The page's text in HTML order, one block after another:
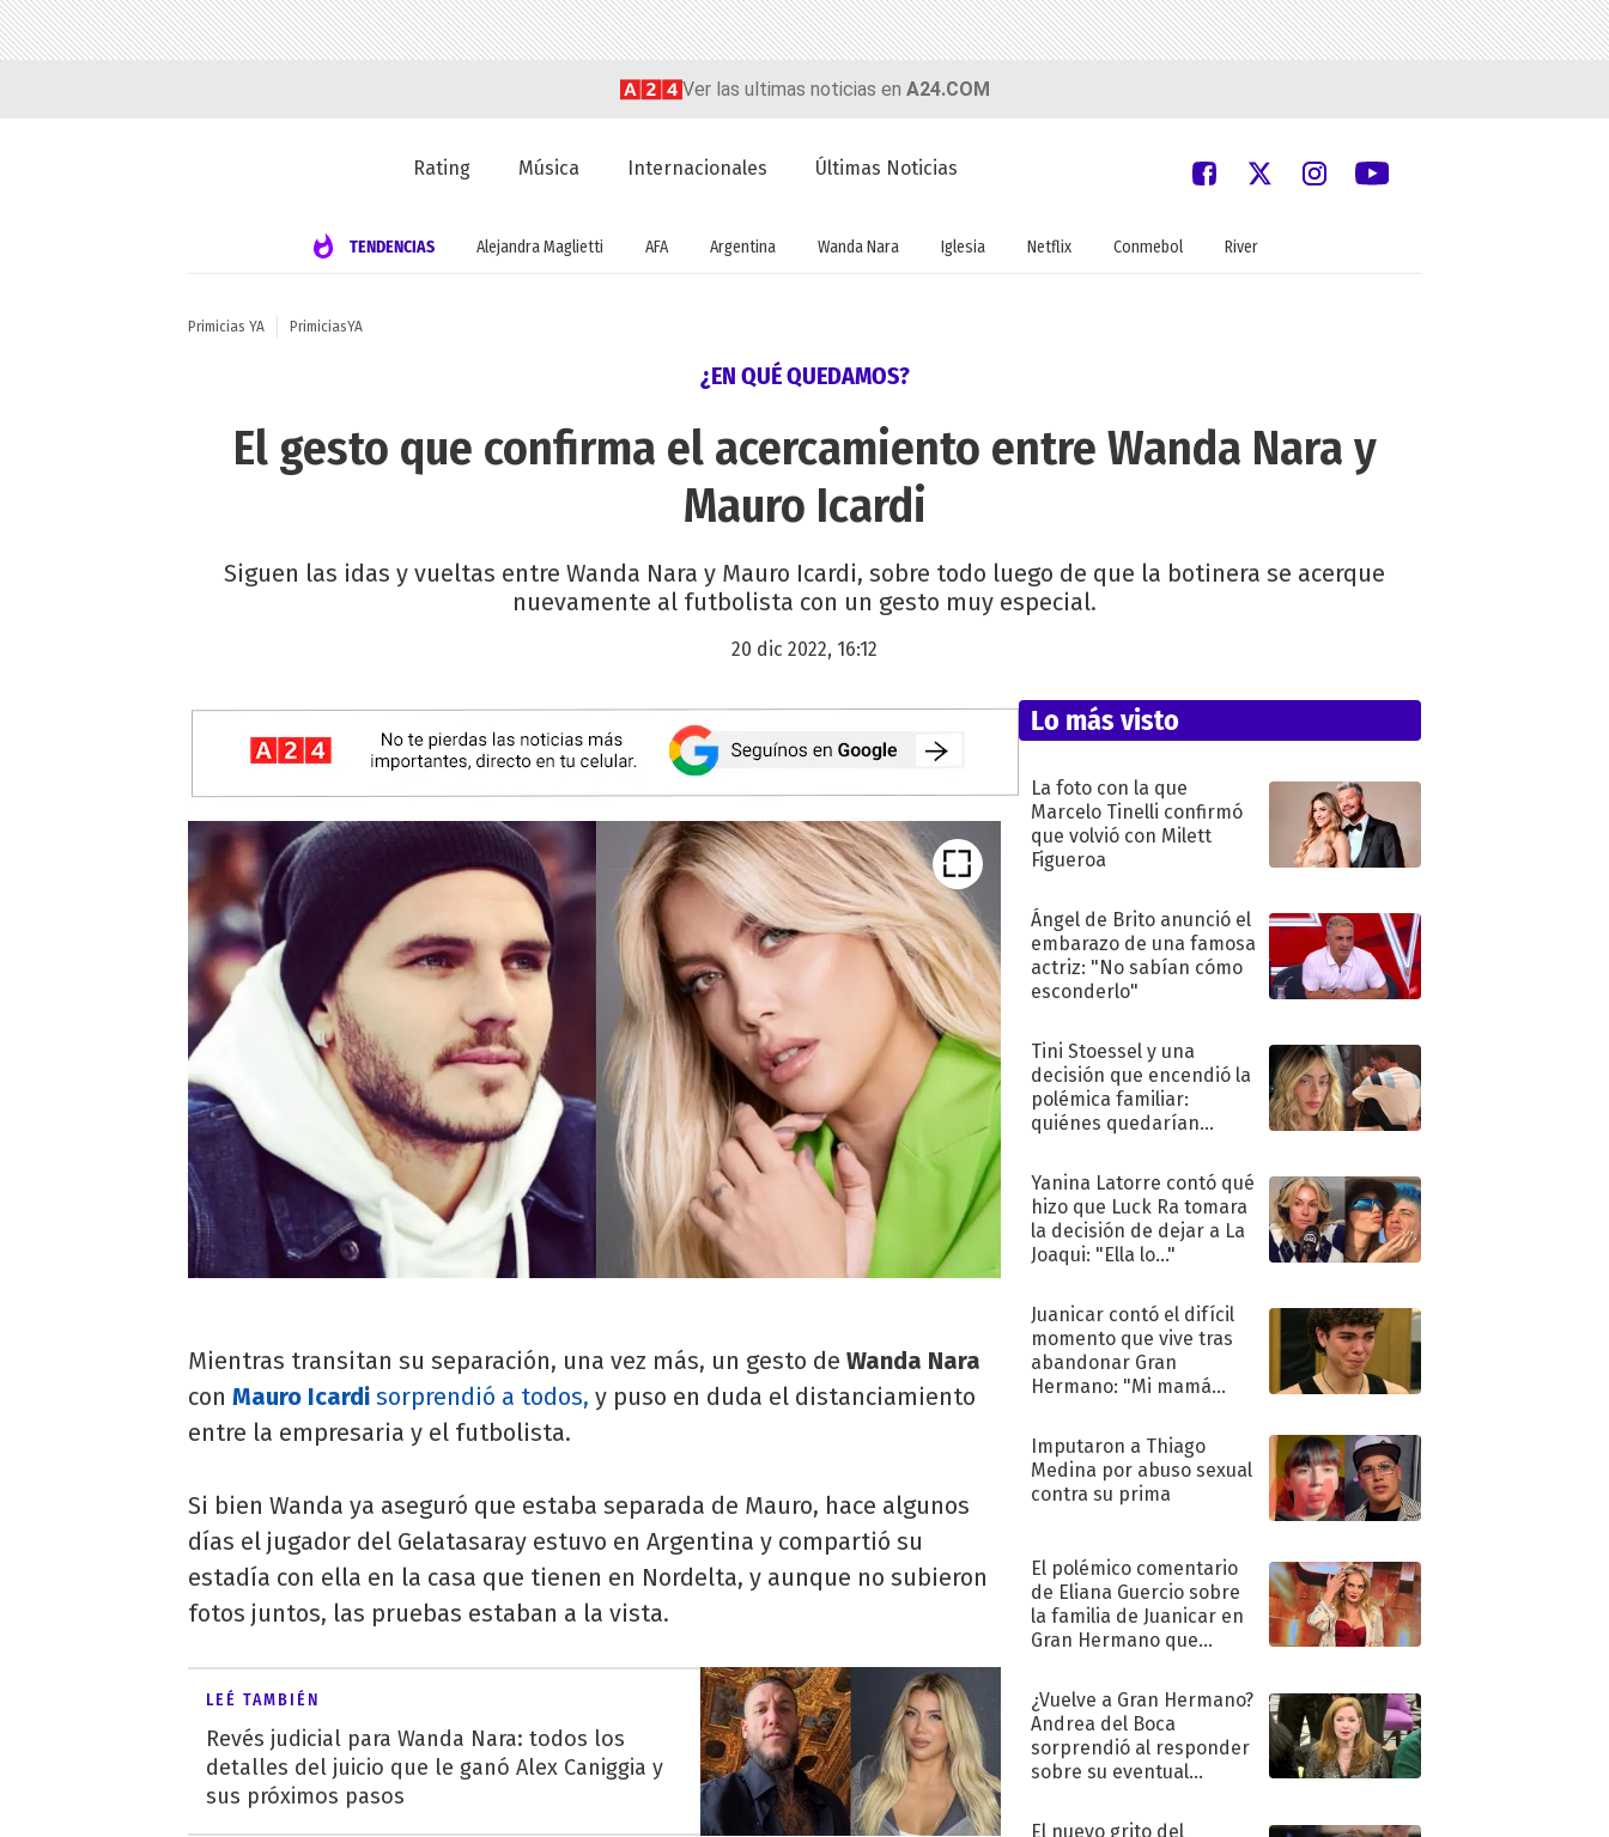
Ver las ultimas noticias en A24.COM
Rating Música Internacionales Últimas Noticias
TENDENCIAS Alejandra Maglietti AFA Argentina Wanda Nara Iglesia Netflix Conmebol River
Primicias YA PrimiciasYA
¿EN QUÉ QUEDAMOS?
El gesto que confirma el acercamiento entre Wanda Nara y
Mauro Icardi
Siguen las idas y vueltas entre Wanda Nara y Mauro Icardi, sobre todo luego de que la botinera se acerque
nuevamente al futbolista con un gesto muy especial.
20 dic 2022, 16:12
Mientras transitan su separación, una vez más, un gesto de Wanda Nara
con Mauro Icardi sorprendió a todos, y puso en duda el distanciamiento
entre la empresaria y el futbolista.
Si bien Wanda ya aseguró que estaba separada de Mauro, hace algunos
días el jugador del Gelatasaray estuvo en Argentina y compartió su
estadía con ella en la casa que tienen en Nordelta, y aunque no subieron
fotos juntos, las pruebas estaban a la vista.
LEÉ TAMBIÉN
Revés judicial para Wanda Nara: todos los
detalles del juicio que le ganó Alex Caniggia y
sus próximos pasos
Lo más visto
La foto con la que
Marcelo Tinelli confirmó
que volvió con Milett
Figueroa
Ángel de Brito anunció el
embarazo de una famosa
actriz: "No sabían cómo
esconderlo"
Tini Stoessel y una
decisión que encendió la
polémica familiar:
quiénes quedarían
Yanina Latorre contó qué
hizo que Luck Ra tomara
la decisión de dejar a La
Joaqui: "Ella lo..."
Juanicar contó el difícil
momento que vive tras
abandonar Gran
Hermano: "Mi mamá
Imputaron a Thiago
Medina por abuso sexual
contra su prima
El polémico comentario
de Eliana Guercio sobre
la familia de Juanicar en
Gran Hermano que
¿Vuelve a Gran Hermano?
Andrea del Boca
sorprendió al responder
sobre su eventual
El nuevo grito del